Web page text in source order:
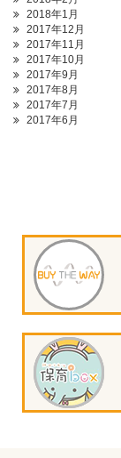
2018年1月
2017年12月
2017年11月
2017年10月
2017年9月
2017年8月
2017年7月
2017年6月